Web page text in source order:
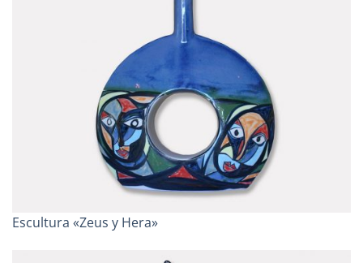
Escultura «Zeus y Hera»